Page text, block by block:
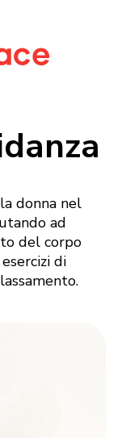
donna nel
ad
del corpo
di
e